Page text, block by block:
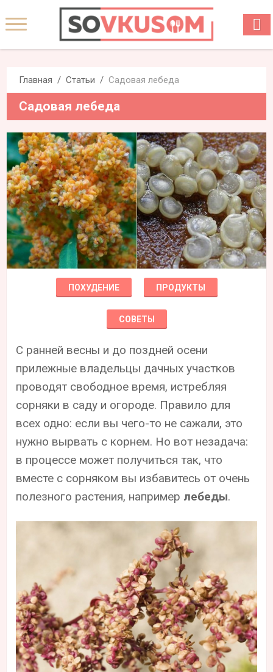
Главная Статьи Садовая лебеда
Садовая лебеда
ПОХУДЕНИЕ ПРОДУКТЫ
СОВЕТЫ
С ранней весны и до поздней осени
прилежные владельцы дачных участков
проводят свободное время, истребляя
сорняки в саду и огороде. Правило для
всех одно: если вы чего-то не сажали, это
нужно вырвать с корнем. Но вот незадача:
в процессе может получиться так, что
вместе с сорняком вы избавитесь от очень
полезного растения, например лебеды.